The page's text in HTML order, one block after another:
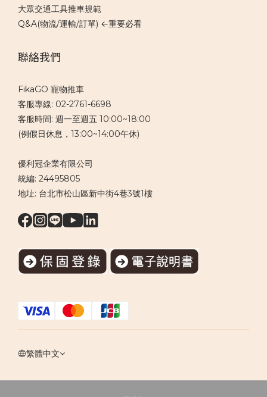
大眾交通工具推車規範
Q&A(物流/運輸/訂單) ←重要必看
聯絡我們
FikaGO 寵物推車
客服專線: 02-2761-6698
客服時間: 週一至週五 10:00~18:00
(例假日休息，13:00~14:00午休)
優利冠企業有限公司
統編: 24495805
地址: 台北市松山區新中街4巷3號1樓
繁體中文